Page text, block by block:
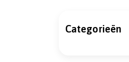
Categorieën